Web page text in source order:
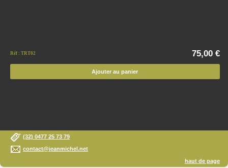
Réf : TRT02 75,00 €
Ajouter au panier
(32) 0477 25 73 79
contact@jeanmichel.net
haut de page